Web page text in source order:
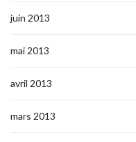
juin 2013
mai 2013
avril 2013
mars 2013